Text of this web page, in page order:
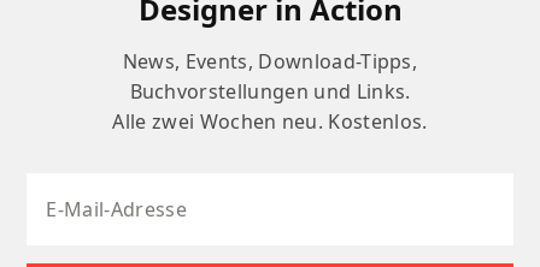
Designer in Action
News, Events, Download-Tipps,
Buchvorstellungen und Links.
Alle zwei Wochen neu. Kostenlos.